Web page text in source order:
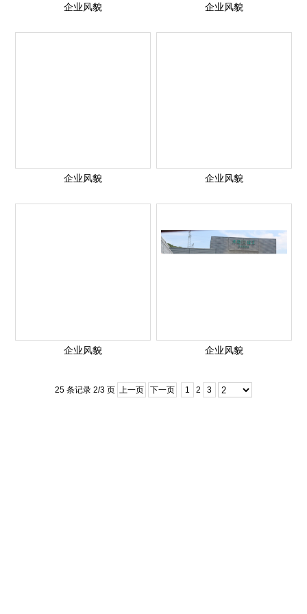
企业风貌 企业风貌
企业风貌 企业风貌
企业风貌 企业风貌
25 条记录 2/3 页 上一页 下一页 1 2 3